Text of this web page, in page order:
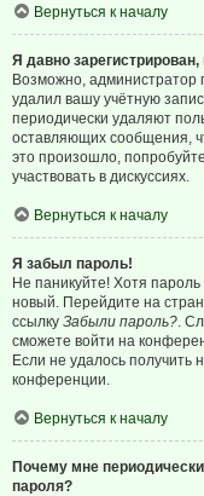
Вернуться к началу
Я давно
Возможно, администратор
удалил вашу учётную
периодически удаляют
оставляющих сообщения,
это произошло,
участвовать в дискуссиях.
Вернуться к началу
Я забыл пароль!
Не паникуйте! Хотя пароль
новый. Перейдите на
ссылку Забыли пароль?.
сможете войти на
Если не удалось получить
конференции.
Вернуться к началу
Почему мне
пароля?